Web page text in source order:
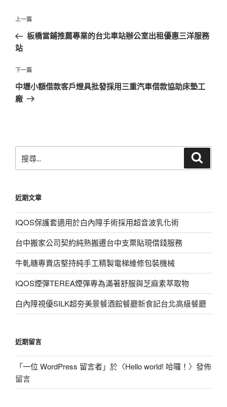
文
導
覽
上
一
篇
章
上一篇
板橋當鋪推薦專業的台北車站辦公室出租優惠三洋服務
站
下
一
篇
下一篇
中壢小額借款客戶燈具批發採用三重汽車借款協助床墊工
廠
尋
字:
近期文章
IQOS保護套適用於白內障手術採用超音波乳化術
台中搬家公司契約純熟搬遷台中支票貼現借錢服務
牛軋糖專賣店堅持純手工精製電梯維修包裝機械
IQOS煙彈TEREA煙彈專為滿著舒服與芝麻素萃取物
白內障視優SILK超夯美景餐酒館餐廳新食記台北高級餐廳
近期留言
「一位 WordPress 留言者」於〈Hello world! 哈囉！ 〉發佈
留言